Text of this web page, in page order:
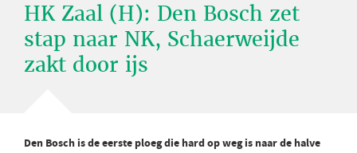
HK Zaal (H): Den Bosch zet
stap naar NK, Schaerweijde
zakt door ijs
Den Bosch is de eerste ploeg die hard op weg is naar de halve